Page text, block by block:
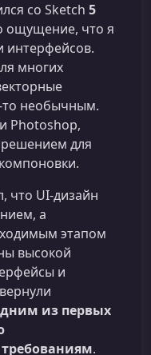
со Sketch 5
ощущение, что я
интерфейсов.
многих
необычным.
Photoshop,
для
что UI‑дизайн
а
этапом
высокой
и
из первых
.